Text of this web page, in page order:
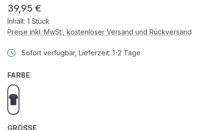
Regulärer Preis:
39,95 €
Inhalt: 1 Stück
Preise inkl. MwSt., kostenloser Versand und Rückversand
Sofort verfügbar, Lieferzeit: 1-2 Tage
FARBE
dark blue
GRÖSSE